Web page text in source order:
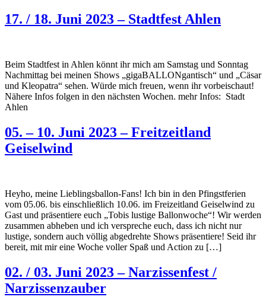
17. / 18. Juni 2023 – Stadtfest Ahlen
Beim Stadtfest in Ahlen könnt ihr mich am Samstag und Sonntag
Nachmittag bei meinen Shows „gigaBALLONgantisch“ und „Cäsar
und Kleopatra“ sehen. Würde mich freuen, wenn ihr vorbeischaut!
Nähere Infos folgen in den nächsten Wochen. mehr Infos: Stadt
Ahlen
05. – 10. Juni 2023 – Freitzeitland
Geiselwind
Heyho, meine Lieblingsballon-Fans! Ich bin in den Pfingstferien
vom 05.06. bis einschließlich 10.06. im Freizeitland Geiselwind zu
Gast und präsentiere euch „Tobis lustige Ballonwoche“! Wir werden
zusammen abheben und ich verspreche euch, dass ich nicht nur
lustige, sondern auch völlig abgedrehte Shows präsentiere! Seid ihr
bereit, mit mir eine Woche voller Spaß und Action zu […]
02. / 03. Juni 2023 – Narzissenfest /
Narzissenzauber